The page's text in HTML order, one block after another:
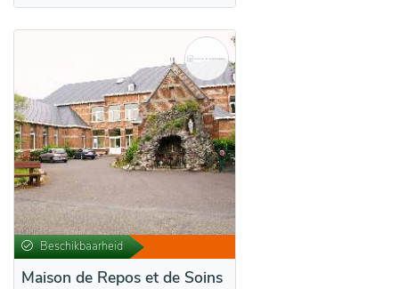
Beschikbaarheid
Maison de Repos et de Soins